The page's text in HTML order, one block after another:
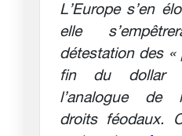
L’Europe s’en
elle
détestation des «
fin du dollar
l’analogue de
droits féodaux.